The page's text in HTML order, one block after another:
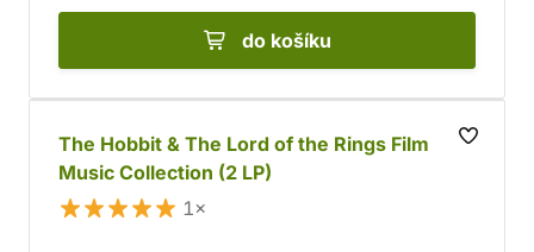
do košíku
The Hobbit & The Lord of the Rings Film
Music Collection (2 LP)
1×